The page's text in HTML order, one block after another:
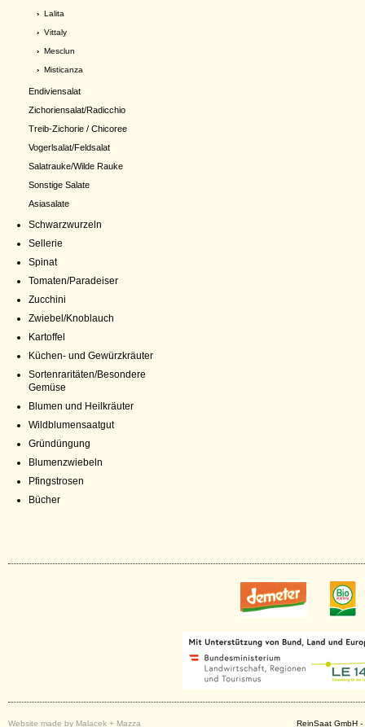
› Lalita
› Vittaly
› Mesclun
› Misticanza
Endiviensalat
Zichoriensalat/Radicchio
Treib-Zichorie / Chicoree
Vogerlsalat/Feldsalat
Salatrauke/Wilde Rauke
Sonstige Salate
Asiasalate
Schwarzwurzeln
Sellerie
Spinat
Tomaten/Paradeiser
Zucchini
Zwiebel/Knoblauch
Kartoffel
Küchen- und Gewürzkräuter
Sortenraritäten/Besondere
Gemüse
Blumen und Heilkräuter
Wildblumensaatgut
Gründüngung
Blumenzwiebeln
Pfingstrosen
Bücher
Website made by Malacek + Mazza ReinSaat GmbH